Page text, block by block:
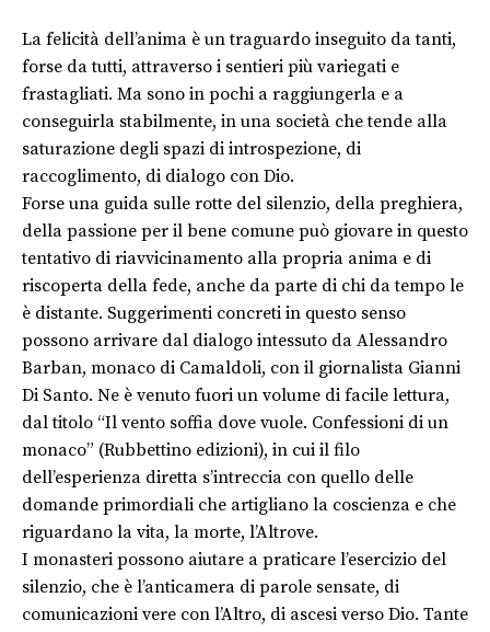
La felicità dell’anima è un traguardo inseguito da tanti,
forse da tutti, attraverso i sentieri più variegati e
frastagliati. Ma sono in pochi a raggiungerla e a
conseguirla stabilmente, in una società che tende alla
saturazione degli spazi di introspezione, di
raccoglimento, di dialogo con Dio.
Forse una guida sulle rotte del silenzio, della preghiera,
della passione per il bene comune può giovare in questo
tentativo di riavvicinamento alla propria anima e di
riscoperta della fede, anche da parte di chi da tempo le
è distante. Suggerimenti concreti in questo senso
possono arrivare dal dialogo intessuto da Alessandro
Barban, monaco di Camaldoli, con il giornalista Gianni
Di Santo. Ne è venuto fuori un volume di facile lettura,
dal titolo “Il vento soffia dove vuole. Confessioni di un
monaco” (Rubbettino edizioni), in cui il filo
dell’esperienza diretta s’intreccia con quello delle
domande primordiali che artigliano la coscienza e che
riguardano la vita, la morte, l’Altrove.
I monasteri possono aiutare a praticare l’esercizio del
silenzio, che è l’anticamera di parole sensate, di
comunicazioni vere con l’Altro, di ascesi verso Dio. Tante